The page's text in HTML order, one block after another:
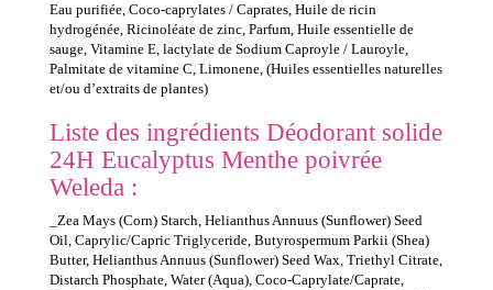
Eau purifiée, Coco-caprylates / Caprates, Huile de ricin
hydrogénée, Ricinoléate de zinc, Parfum, Huile essentielle de
sauge, Vitamine E, lactylate de Sodium Caproyle / Lauroyle,
Palmitate de vitamine C, Limonene, (Huiles essentielles naturelles
et/ou d’extraits de plantes)
Liste des ingrédients Déodorant solide
24H Eucalyptus Menthe poivrée
Weleda :
_Zea Mays (Corn) Starch, Helianthus Annuus (Sunflower) Seed
Oil, Caprylic/Capric Triglyceride, Butyrospermum Parkii (Shea)
Butter, Helianthus Annuus (Sunflower) Seed Wax, Triethyl Citrate,
Distarch Phosphate, Water (Aqua), Coco-Caprylate/Caprate,